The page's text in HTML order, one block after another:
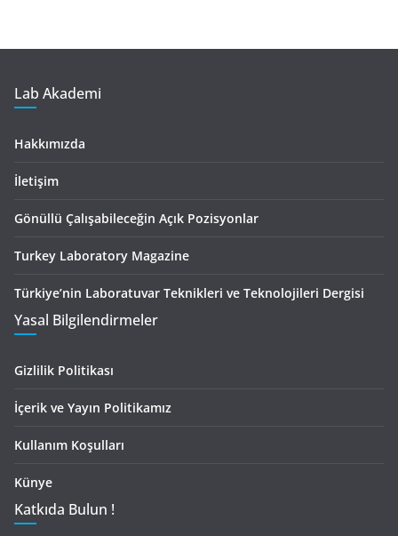
Lab Akademi
Hakkımızda
İletişim
Gönüllü Çalışabileceğin Açık Pozisyonlar
Turkey Laboratory Magazine
Türkiye’nin Laboratuvar Teknikleri ve Teknolojileri Dergisi
Yasal Bilgilendirmeler
Gizlilik Politikası
İçerik ve Yayın Politikamız
Kullanım Koşulları
Künye
Katkıda Bulun !